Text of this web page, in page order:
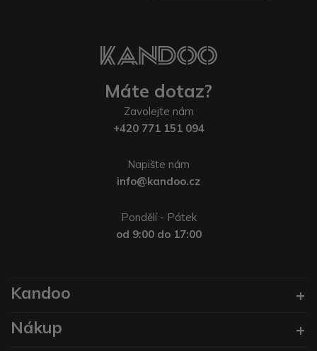
Máte dotaz?
Zavolejte nám
+420 771 151 094
Napište nám
info@kandoo.cz
Pondělí - Pátek
od 9:00 do 17:00
Kandoo
Nákup